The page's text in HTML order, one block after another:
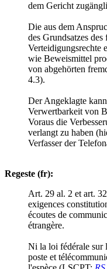
dem Gericht
Die aus dem
des Grundsatzes
Verteidigungsrechte
wie Beweismittel
von abgehörten
4.3).
Der Angeklagte
Verwertbarkeit von
Voraus die
verlangt zu haben
Verfasser der
Regeste (fr):
Art. 29 al. 2 et art.
exigences
écoutes de
étrangère.
Ni la loi fédérale sur
poste et